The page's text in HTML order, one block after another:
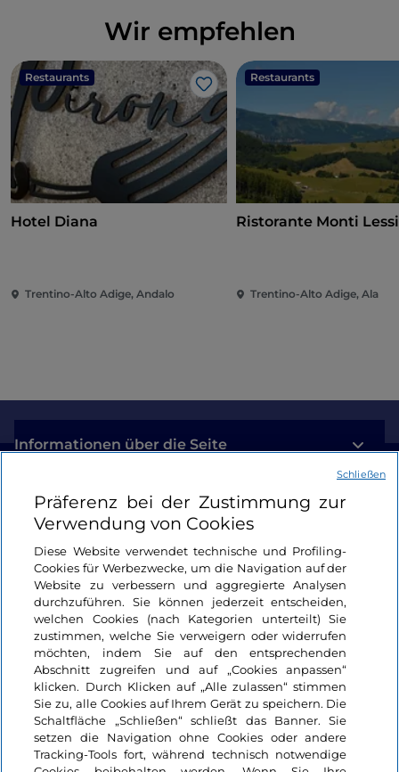
Wir empfehlen
Restaurants
Like
Hotel Diana
Trentino-Alto Adige, Andalo
Restaurants
Ristorante Monti
Trentino-Alto Adige, Ala
Informationen über die Seite
Nützliche Links
Login
Bleiben wir in Kontakt
Präferenz bei der Zustimmung zur
Verwendung von Cookies
Diese Website verwendet technische und Profiling-
Cookies für Werbezwecke, um die Navigation auf der
Website zu verbessern und aggregierte Analysen
durchzuführen. Sie können jederzeit entscheiden,
welchen Cookies (nach Kategorien unterteilt) Sie
zustimmen, welche Sie verweigern oder widerrufen
möchten, indem Sie auf den entsprechenden
Abschnitt zugreifen und auf „Cookies anpassen“
klicken. Durch Klicken auf „Alle zulassen“ stimmen
Sie zu, alle Cookies auf Ihrem Gerät zu speichern. Die
Schaltfläche „Schließen“ schließt das Banner. Sie
setzen die Navigation ohne Cookies oder andere
Tracking-Tools fort, während technisch notwendige
Schließen